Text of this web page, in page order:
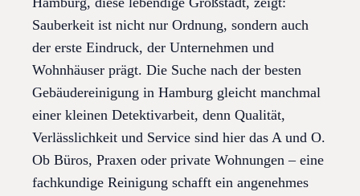
Sauberkeit ist nicht nur Ordnung, sondern auch
der erste Eindruck, der Unternehmen und
Wohnhäuser prägt. Die Suche nach der besten
Gebäudereinigung in Hamburg gleicht manchmal
einer kleinen Detektivarbeit, denn Qualität,
Verlässlichkeit und Service sind hier das A und O.
Ob Büros, Praxen oder private Wohnungen – eine
fachkundige Reinigung schafft ein angenehmes